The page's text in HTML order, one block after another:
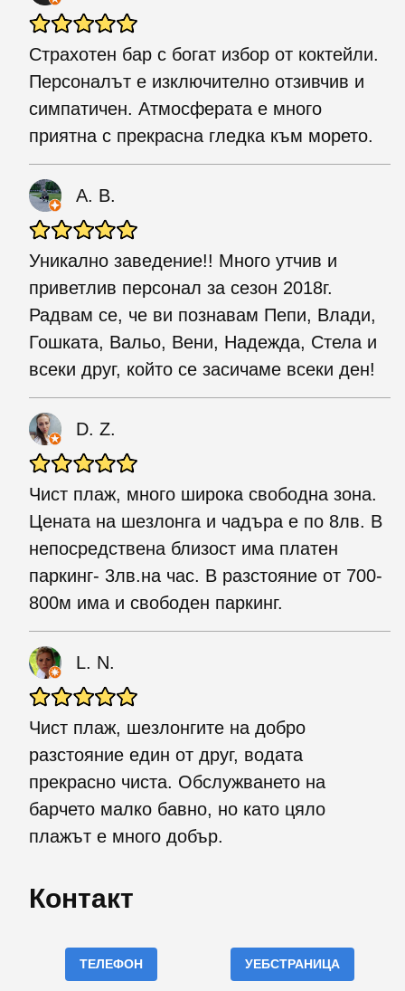
Страхотен бар с богат избор от коктейли.
Персоналът е изключително отзивчив и
симпатичен. Атмосферата е много
приятна с прекрасна гледка към морето.
A. B.
Уникално заведение!! Много утчив и
приветлив персонал за сезон 2018г.
Радвам се, че ви познавам Пепи, Влади,
Гошката, Вальо, Вени, Надежда, Стела и
всеки друг, който се засичаме всеки ден!
D. Z.
Чист плаж, много широка свободна зона.
Цената на шезлонга и чадъра е по 8лв. В
непосредствена близост има платен
паркинг- 3лв.на час. В разстояние от 700-
800м има и свободен паркинг.
L. N.
Чист плaж, шезлонгите на добро
разстояние един от друг, водата
прекрасно чиста. Обслужването на
барчето малко бавно, но като цяло
плажът е много добър.
Контакт
ТЕЛЕФОН УЕБСТРАНИЦА